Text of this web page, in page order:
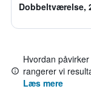
Dobbeltværelse,
Hvordan
rangerer vi
Læs mere